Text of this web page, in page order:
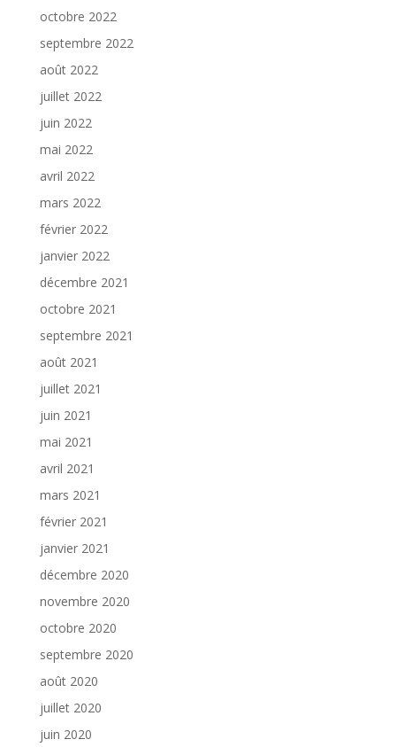
octobre 2022
septembre 2022
août 2022
juillet 2022
juin 2022
mai 2022
avril 2022
mars 2022
février 2022
janvier 2022
décembre 2021
octobre 2021
septembre 2021
août 2021
juillet 2021
juin 2021
mai 2021
avril 2021
mars 2021
février 2021
janvier 2021
décembre 2020
novembre 2020
octobre 2020
septembre 2020
août 2020
juillet 2020
juin 2020